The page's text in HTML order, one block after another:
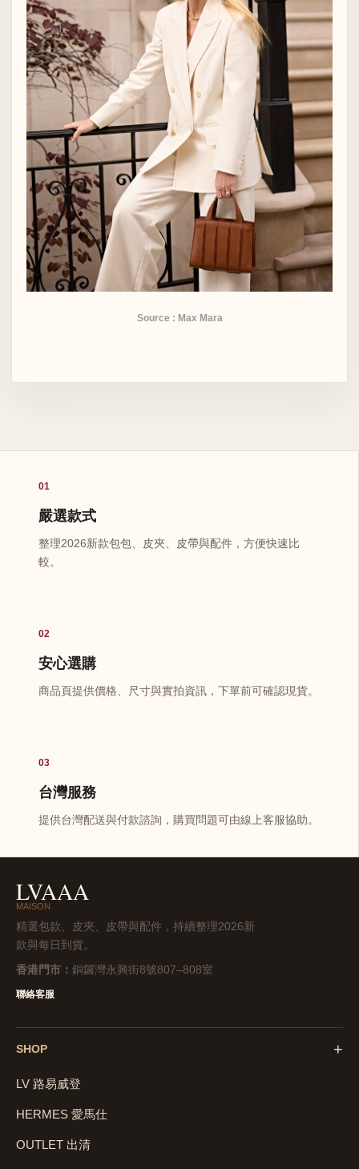
Source : Max Mara
01
嚴選款式
整理2026新款包包、皮夾、皮帶與配件，方便快速比
較。
02
安心選購
商品頁提供價格、尺寸與實拍資訊，下單前可確認現貨。
03
台灣服務
提供台灣配送與付款諮詢，購買問題可由線上客服協助。
LVAAA
MAISON
精選包款、皮夾、皮帶與配件，持續整理2026新
款與每日到貨。
香港門市： 銅鑼灣永興街8號807–808室
聯絡客服
SHOP +
LV 路易威登
HERMES 愛馬仕
OUTLET 出清